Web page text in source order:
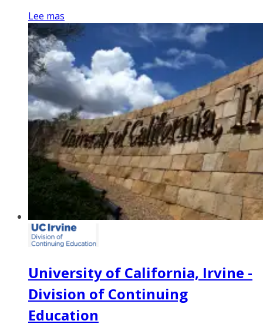
Lee mas
University of California, Irvine -
Division of Continuing
Education